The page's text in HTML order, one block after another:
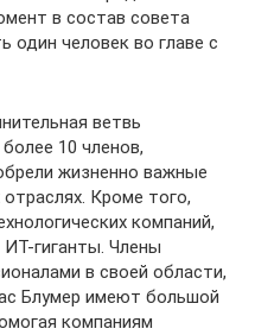
в состав совета
один человек во главе с
ветвь
10 членов,
жизненно важные
Кроме того,
компаний,
ИТ-гиганты. Члены
в своей области,
Блумер имеют большой
компаниям